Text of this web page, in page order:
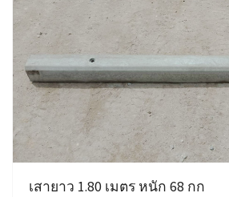
เสายาว 1.80 เมตร หนัก 68 กก